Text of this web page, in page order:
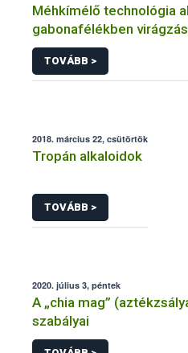
Méhkímélő technológia
gabonafélékben
TOVÁBB >
2018. március 22, csütörtök
Tropán alkaloidok
TOVÁBB >
2020. július 3, péntek
A „chia mag”
szabályai